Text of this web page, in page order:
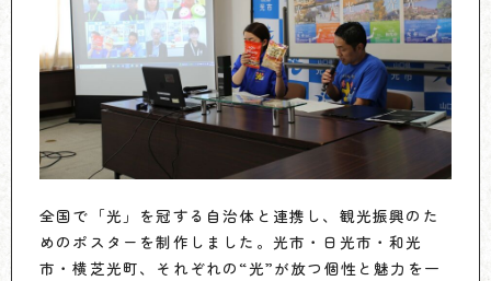
全国で「光」を冠する自治体と連携し、観光振興のた
めのポスターを制作しました。光市・日光市・和光
市・横芝光町、それぞれの“光”が放つ個性と魅力を一